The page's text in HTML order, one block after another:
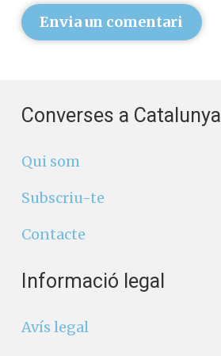
Envia un comentari
Converses a Catalunya
Qui som
Subscriu-te
Contacte
Informació legal
Avís legal